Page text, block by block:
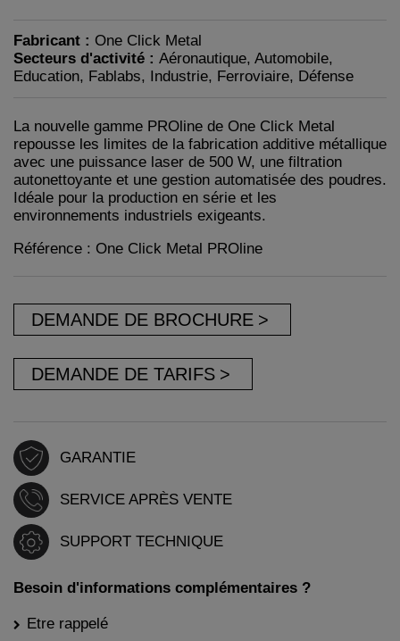
Fabricant : One Click Metal
Secteurs d'activité : Aéronautique, Automobile,
Education, Fablabs, Industrie, Ferroviaire, Défense
La nouvelle gamme PROline de One Click Metal
repousse les limites de la fabrication additive métallique
avec une puissance laser de 500 W, une filtration
autonettoyante et une gestion automatisée des poudres.
Idéale pour la production en série et les
environnements industriels exigeants.
Référence : One Click Metal PROline
DEMANDE DE BROCHURE
DEMANDE DE TARIFS
GARANTIE
SERVICE APRÈS VENTE
SUPPORT TECHNIQUE
Besoin d'informations complémentaires ?
Etre rappelé